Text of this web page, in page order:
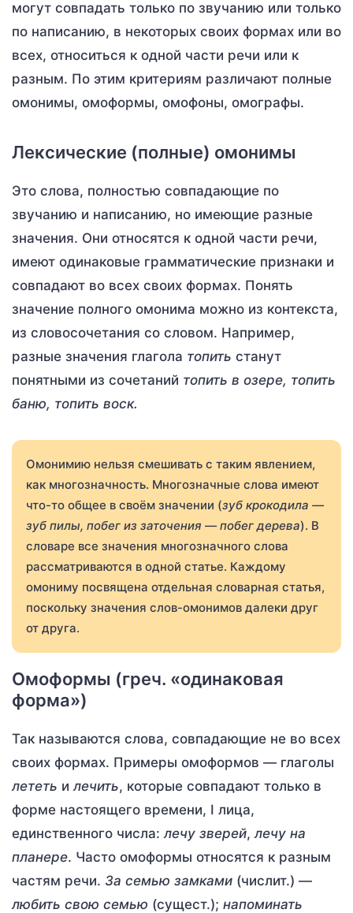
могут совпадать только по звучанию или только
по написанию, в некоторых своих формах или во
всех, относиться к одной части речи или к
разным. По этим критериям различают полные
омонимы, омоформы, омофоны, омографы.
Лексические (полные) омонимы
Это слова, полностью совпадающие по
звучанию и написанию, но имеющие разные
значения. Они относятся к одной части речи,
имеют одинаковые грамматические признаки и
совпадают во всех своих формах. Понять
значение полного омонима можно из контекста,
из словосочетания со словом. Например,
разные значения глагола топить станут
понятными из сочетаний топить в озере, топить
баню, топить воск.
Омонимию нельзя смешивать с таким явлением,
как многозначность. Многозначные слова имеют
что-то общее в своём значении (зуб крокодила —
зуб пилы, побег из заточения — побег дерева). В
словаре все значения многозначного слова
рассматриваются в одной статье. Каждому
омониму посвящена отдельная словарная статья,
поскольку значения слов-омонимов далеки друг
от друга.
Омоформы (греч. «одинаковая
форма»)
Так называются слова, совпадающие не во всех
своих формах. Примеры омоформов — глаголы
лететь и лечить, которые совпадают только в
форме настоящего времени, I лица,
единственного числа: лечу зверей, лечу на
планере. Часто омоформы относятся к разным
частям речи. За семью замками (числит.) —
любить свою семью (сущест.); напоминать